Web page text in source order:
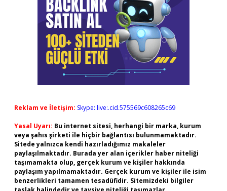
Reklam ve İletişim: Skype: live:.cid.575569c608265c69
Yasal Uyarı: Bu internet sitesi, herhangi bir marka, kurum
veya şahıs şirketi ile hiçbir bağlantısı bulunmamaktadır.
Sitede yalnızca kendi hazırladığımız makaleler
paylaşılmaktadır. Burada yer alan içerikler haber niteliği
taşımamakta olup, gerçek kurum ve kişiler hakkında
paylaşım yapılmamaktadır. Gerçek kurum ve kişiler ile isim
benzerlikleri tamamen tesadüfidir. Sitemizdeki bilgiler